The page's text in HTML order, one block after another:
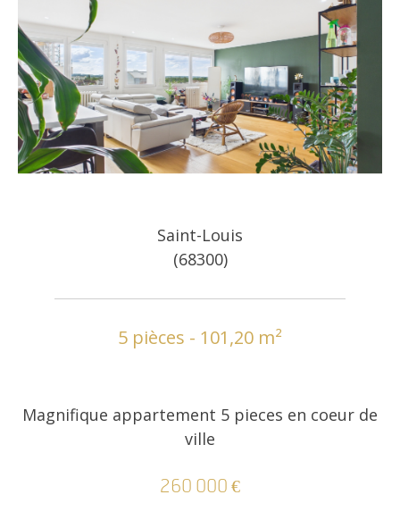
Saint-Louis
(68300)
5 pièces - 101,20 m²
Magnifique appartement 5 pieces en coeur de
ville
260 000 €